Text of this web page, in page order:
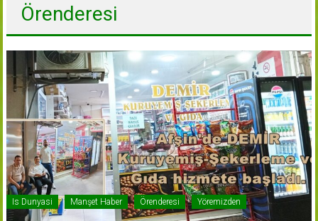
Haber
Portalı
Örenderesi
Is Dunyasi Manşet Haber Örenderesi Yöremizden